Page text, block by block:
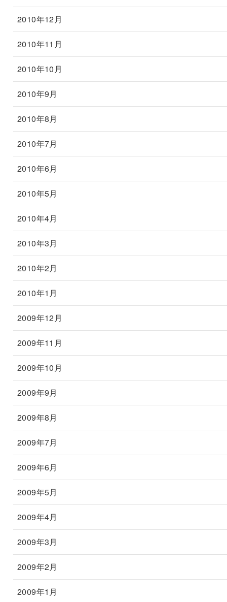
2010年12月
2010年11月
2010年10月
2010年9月
2010年8月
2010年7月
2010年6月
2010年5月
2010年4月
2010年3月
2010年2月
2010年1月
2009年12月
2009年11月
2009年10月
2009年9月
2009年8月
2009年7月
2009年6月
2009年5月
2009年4月
2009年3月
2009年2月
2009年1月